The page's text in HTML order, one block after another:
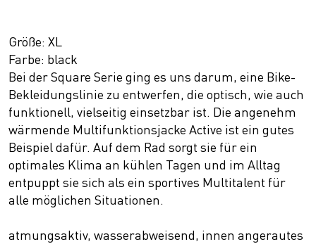
Größe: XL
Farbe: black
Bei der Square Serie ging es uns darum, eine Bike-
Bekleidungslinie zu entwerfen, die optisch, wie auch
funktionell, vielseitig einsetzbar ist. Die angenehm
wärmende Multifunktionsjacke Active ist ein gutes
Beispiel dafür. Auf dem Rad sorgt sie für ein
optimales Klima an kühlen Tagen und im Alltag
entpuppt sie sich als ein sportives Multitalent für
alle möglichen Situationen.
atmungsaktiv, wasserabweisend, innen angerautes